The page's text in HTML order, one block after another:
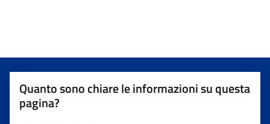
Quanto sono chiare le informazioni su questa
pagina?